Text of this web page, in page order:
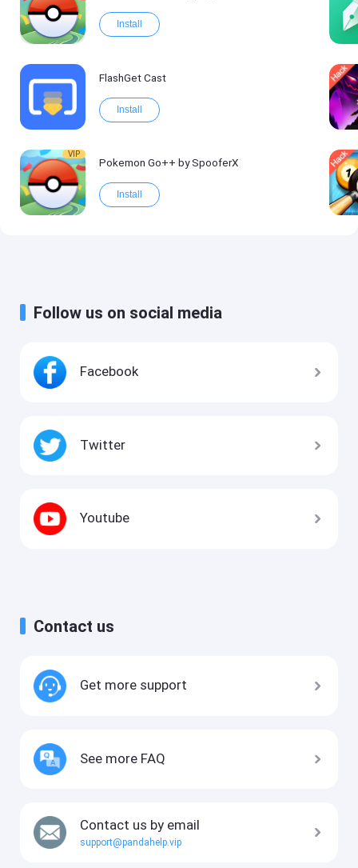
Install
FlashGet Cast
Install
VIP
Pokemon Go++ by SpooferX
Install
Follow us on social media
Facebook
Twitter
Youtube
Contact us
Get more support
See more FAQ
Contact us by email
support@pandahelp.vip